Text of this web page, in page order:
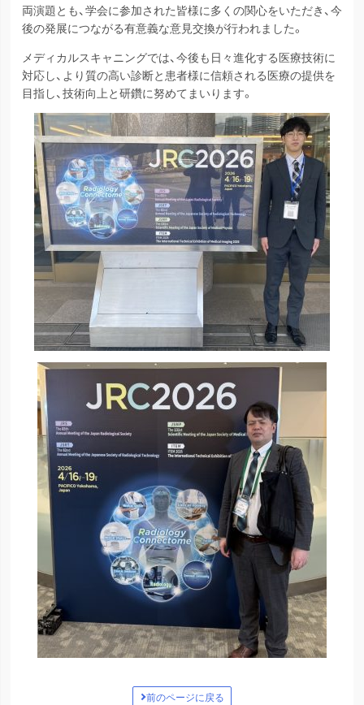
両演題とも、学会に参加された皆様に多くの関心をいただき、今
後の発展につながる有意義な意見交換が行われました。
メディカルスキャニングでは、今後も日々進化する医療技術に
対応し、より質の高い診断と患者様に信頼される医療の提供を
目指し、技術向上と研鑽に努めてまいります。
前のページに戻る